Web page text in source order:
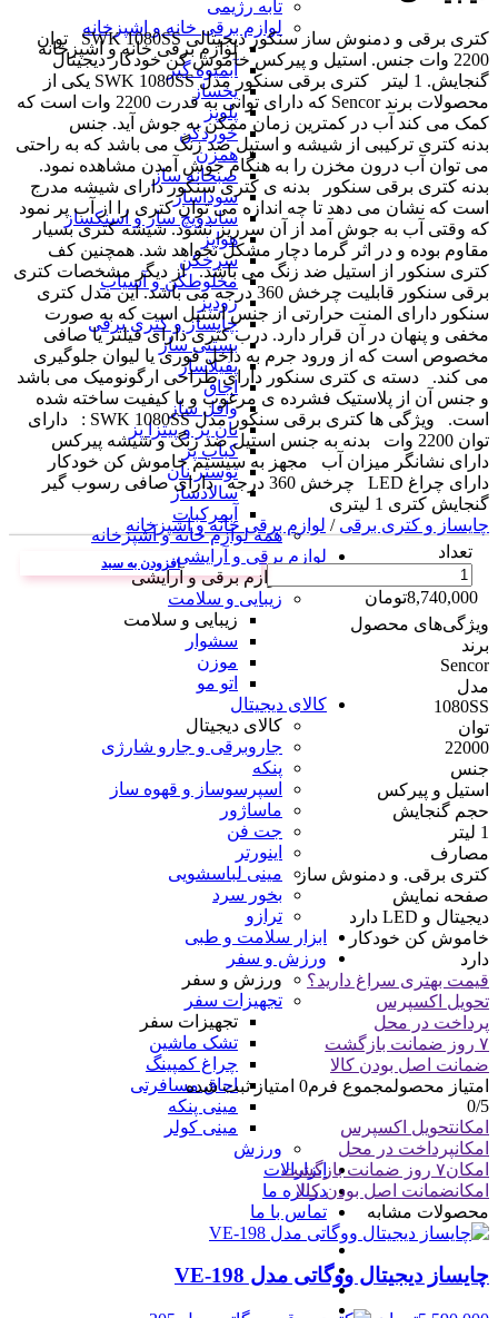
تابه رژیمی
لوازم برقی خانه و اشپزخانه
لوازم برقی خانه و اشپزخانه
آبمیوه گیر
یخساز
پلوپز
خوردکن
همزن
صبحانه ساز
سوداساز
ساندویچ ساز و اسنکساز
هواپز
سرخکن
مخلوطکن و آسیاب
زودپز
چایساز و کتری برقی
بستنی ساز
پفیلاساز
اجاق
وافل ساز
نان پز و پیتزا پز
کباب پز
توستر نان
سالادساز
آبمرکبات
همه لوازم خانه و آشپزخانه
لوازم برقی و آرایشی
لوازم برقی و آرایشی
زیبایی و سلامت
زیبایی و سلامت
سشوار
موزن
اتو مو
کالای دیجیتال
کالای دیجیتال
جاروبرقی و جارو شارژی
پنکه
اسپرسوساز و قهوه ساز
ماساژور
جت فن
اینورتر
مینی لباسشویی
بخور سرد
ترازو
ابزار سلامت و طبی
ورزش و سفر
ورزش و سفر
تجهیزات سفر
تجهیزات سفر
تشک ماشین
چراغ کمپینگ
اجاق مسافرتی
مینی پنکه
مینی کولر
ورزش
ابزارالات
درباره ما
تماس با ما
کتری برقی و دمنوش ساز سنکور دیجیتالی SWK 1080SS توان
2200 وات جنس. استیل و پیرکس خاموش کن خودکار دیجیتال
گنجایش. 1 لیتر کتری برقی سنکور مدل SWK 1080SS یکی از
محصولات برند Sencor که دارای توانی به قدرت 2200 وات است که
کمک می کند آب در کمترین زمان ممکن به جوش آید. جنس
بدنه کتری ترکیبی از شیشه و استیل ضد زنگ می باشد که به راحتی
می توان آب درون مخزن را به هنگام جوش آمدن مشاهده نمود.
بدنه کتری برقی سنکور بدنه ی کتری سنکور دارای شیشه مدرج
است که نشان می دهد تا چه اندازه می توان کتری را از آب پر نمود
که وقتی آب به جوش آمد از آن سرریز نشود. شیشه کتری بسیار
مقاوم بوده و در اثر گرما دچار مشکل نخواهد شد. همچنین کف
کتری سنکور از استیل ضد زنگ می باشد. از دیگر مشخصات کتری
برقی سنکور قابلیت چرخش 360 درجه می باشد. این مدل کتری
سنکور دارای المنت حرارتی از جنس استیل است که به صورت
مخفی و پنهان در آن قرار دارد. درب کتری دارای فیلتر یا صافی
مخصوص است که از ورود جرم به داخل قوری یا لیوان جلوگیری
می کند. دسته ی کتری سنکور دارای طراحی ارگونومیک می باشد
و جنس آن از پلاستیک فشرده ی مرغوب و با کیفیت ساخته شده
است. ویژگی ها کتری برقی سنکور مدل SWK 1080SS : دارای
توان 2200 وات بدنه به جنس استیل ضد زنگ و شیشه پیرکس
دارای نشانگر میزان آب مجهز به سیستم خاموش کن خودکار
دارای چراغ LED چرخش 360 درجه دارای صافی رسوب گیر
گنجایش کتری 1 لیتری
چایساز و کتری برقی / لوازم برقی خانه و اشپزخانه
تعداد
افزودن به سبد
8,740,000تومان
ویژگی‌های محصول
برند
Sencor
مدل
1080SS
توان
22000
جنس
استیل و پیرکس
حجم گنجایش
1 لیتر
مصارف
کتری برقی. و دمنوش ساز
صفحه نمایش
دیجیتال و LED دارد
خاموش کن خودکار
دارد
قیمت بهتری سراغ دارید؟
تحویل اکسپرس
پرداخت در محل
۷ روز ضمانت بازگشت
ضمانت اصل بودن کالا
امتیاز محصولمجموع فرم0 امتیاز ثبت شده
0/5
امکانتحویل اکسپرس
امکانپرداخت در محل
امکان۷ روز ضمانت بازگشت
امکانضمانت اصل بودن کالا
محصولات مشابه
چایساز دیجیتال ووگاتی مدل VE-198